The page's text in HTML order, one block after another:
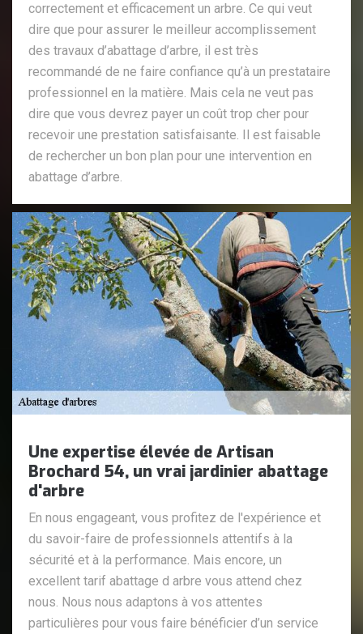
correctement et efficacement un arbre. Ce qui veut
dire que pour assurer le meilleur accomplissement
des travaux d’abattage d’arbre, il est très
recommandé de ne faire confiance qu’à un prestataire
professionnel en la matière. Mais cela ne veut pas
dire que vous devrez payer un coût trop cher pour
recevoir une prestation satisfaisante. Il est faisable
de rechercher un bon plan pour une intervention en
abattage d’arbre.
Une expertise élevée de Artisan
Brochard 54, un vrai jardinier abattage
d'arbre
En nous engageant, vous profitez de l'expérience et
du savoir-faire de professionnels attentifs à la
sécurité et à la performance. Mais encore, un
excellent tarif abattage d arbre vous attend chez
nous. Nous nous adaptons à vos attentes
particulières pour vous faire bénéficier d’un service